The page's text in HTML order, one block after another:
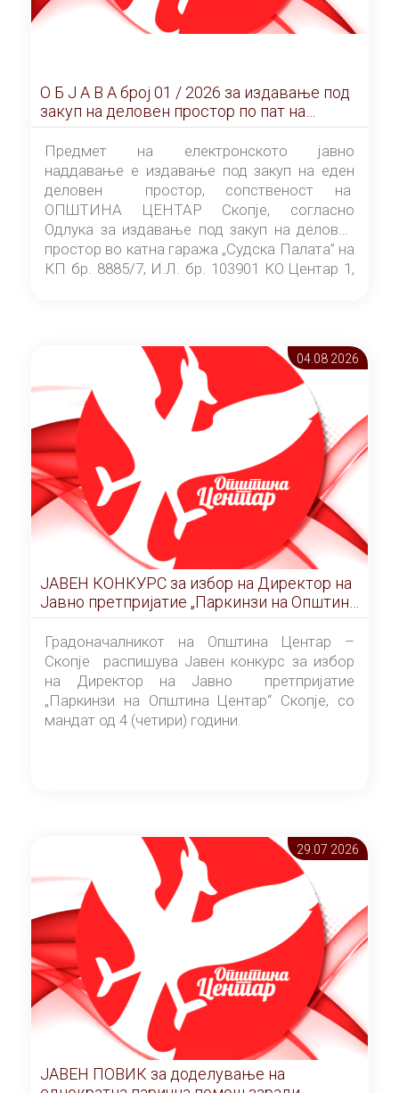
О Б Ј А В А брoj 01 / 2026 за издавање под
закуп на деловен простор по пат на
ЕЛЕКТРОНСКО ЈАВНО НАДДАВАЊЕ
Предмет на електронското јавно
наддавање е издавање под закуп на еден
деловен простор, сопственост на
ОПШТИНА ЦЕНТАР Скопје, согласно
Одлука за издавање под закуп на деловен
простор во катна гаража „Судска Палата” на
КП бр. 8885/7, И.Л. бр. 103901 КО Центар 1,
Скопје” број 9/2026), за времетраење од 3
(три) години од денот на потпишувањето на
Договорот за закуп со најповолниот
понудувач.
04.08 2026
ЈАВЕН КОНКУРС за избор на Директор на
Јавно претпријатие „Паркинзи на Општина
Центар“ – Скопје
Градоначалникот на Општина Центар –
Скопје распишува Јавен конкурс за избор
на Директор на Јавно претпријатие
„Паркинзи на Општина Центар“ Скопје, со
мандат од 4 (четири) години.
29.07 2026
ЈАВЕН ПОВИК за доделување на